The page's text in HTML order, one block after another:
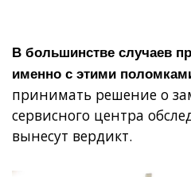
В большинстве случаев
именно с этими
принимать решение о
сервисного центра
вынесут вердикт.